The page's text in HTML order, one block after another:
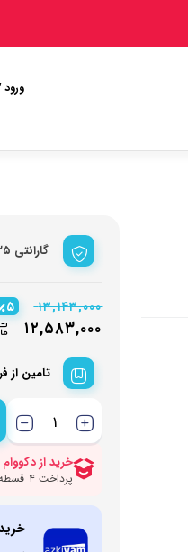
و مصرفی نوشیدنی‌ساز
گارانتی ۲۵ ماهه پارس خزر
۱۳,۱۴۳,۰۰۰
۱۲,۵۸۳,۰۰۰
۵
تامین از